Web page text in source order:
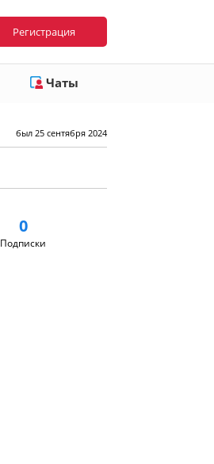
Регистрация
Чаты
был 25 сентября 2024
0
Подписки